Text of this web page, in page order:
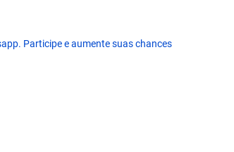
Participe e aumente suas chances